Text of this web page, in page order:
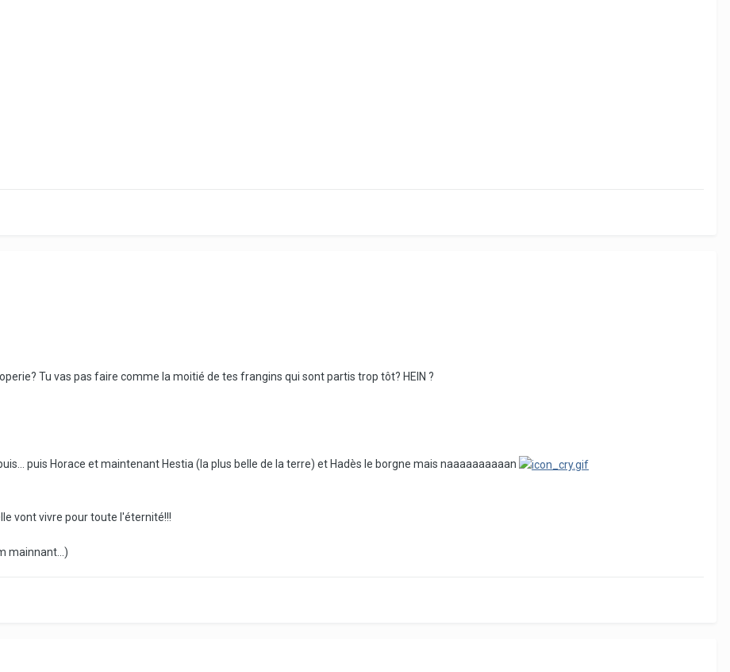
Tu vas pas faire comme la moitié de tes frangins qui sont partis trop tôt? HEIN ?
puis Horace et maintenant Hestia (la plus belle de la terre) et Hadès le borgne mais naaaaaaaaaan
vont vivre pour toute l'éternité!!!
mainnant...)